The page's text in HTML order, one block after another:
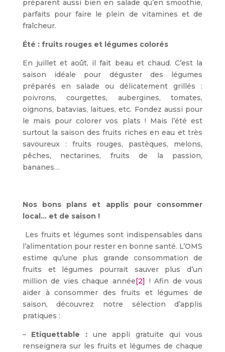
préparent aussi bien en salade qu’en smoothie,
parfaits pour faire le plein de vitamines et de
fraîcheur.
Été : fruits rouges et légumes colorés
En juillet et août, il fait beau et chaud. C’est la
saison idéale pour déguster des légumes
préparés en salade ou délicatement grillés :
poivrons, courgettes, aubergines, tomates,
oignons, batavias, laitues, etc. Fondez aussi pour
le maïs pour colorer vos plats ! Mais l’été est
surtout la saison des fruits riches en eau et très
savoureux : fruits rouges, pastèques, melons,
pêches, nectarines, fruits de la passion,
bananes…
Nos bons plans et applis pour consommer
local… et de saison !
Les fruits et légumes sont indispensables dans
l’alimentation pour rester en bonne santé. L’OMS
estime qu’une plus grande consommation de
fruits et légumes pourrait sauver plus d’un
million de vies chaque année[2] ! Afin de vous
aider à consommer des fruits et légumes de
saison, découvrez notre sélection d’applis
pratiques :
– Etiquettable : une appli gratuite qui vous
renseignera sur les fruits et légumes de chaque